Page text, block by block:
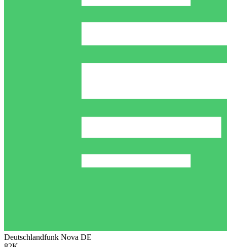
Deutschlandfunk Nova DE